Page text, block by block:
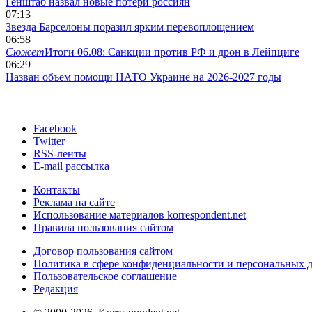
07:13
Звезда Барселоны поразил ярким перевоплощением
06:58
СюжетИтоги 06.08: Санкции против РФ и дрон в Лейпциге
06:29
Назван объем помощи НАТО Украине на 2026-2027 годы
Facebook
Twitter
RSS-ленты
E-mail рассылка
Контакты
Реклама на сайте
Использование материалов korrespondent.net
Правила пользования сайтом
Договор пользования сайтом
Политика в сфере конфиденциальности и персональных
Пользовательское соглашение
Редакция